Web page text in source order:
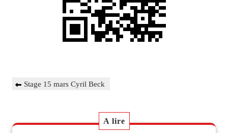
de
Previous
Stage 15 mars Cyril Beck
A lire